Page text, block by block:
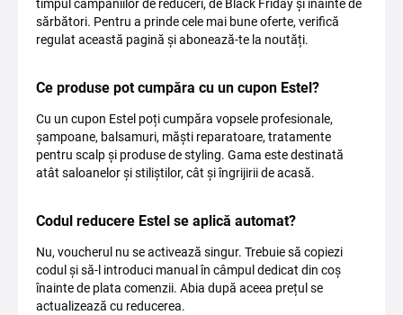
timpul campaniilor de reduceri, de Black Friday și înainte de
sărbători. Pentru a prinde cele mai bune oferte, verifică
regulat această pagină și abonează-te la noutăți.
Ce produse pot cumpăra cu un cupon Estel?
Cu un cupon Estel poți cumpăra vopsele profesionale,
șampoane, balsamuri, măști reparatoare, tratamente
pentru scalp și produse de styling. Gama este destinată
atât saloanelor și stiliștilor, cât și îngrijirii de acasă.
Codul reducere Estel se aplică automat?
Nu, voucherul nu se activează singur. Trebuie să copiezi
codul și să-l introduci manual în câmpul dedicat din coș
înainte de plata comenzii. Abia după aceea prețul se
actualizează cu reducerea.